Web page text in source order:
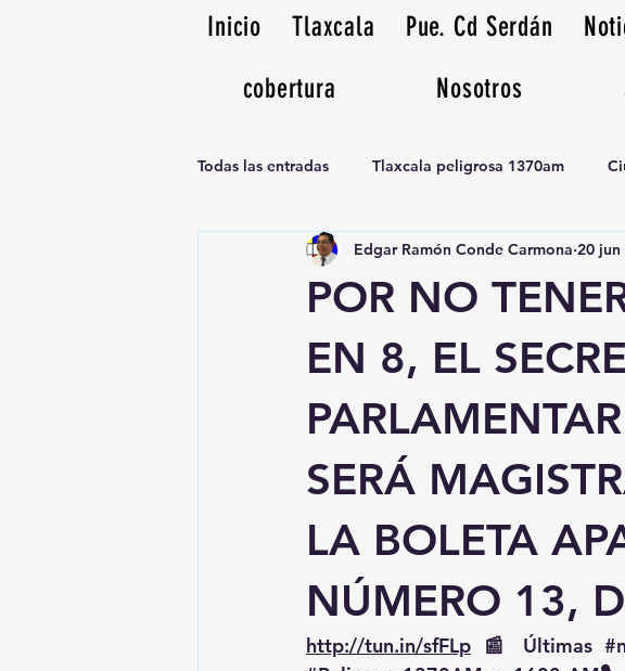
Inicio Tlaxcala Pue. Cd Serdán
cobertura
Nosotros
Todas las entradas Tlaxcala peligrosa 1370am
Noticias Musicales radio 1370am Tianguis
POR NO
EN 8, EL
SERÁ
LA BOLETA
NÚMERO 13,
Edgar Ramón Conde Carmona 20 jun
http://tun.in/sfFLp 📰 Últimas